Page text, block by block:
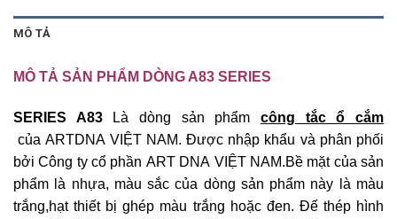
MÔ TẢ
MÔ TẢ SẢN PHẨM DÒNG A83 SERIES
SERIES A83 Là dòng sản phẩmcông tắc ổ cắm
của ARTDNA VIỆT NAM. Được nhập khẩu và phân phối
bởi Công ty cổ phần ART DNA VIỆT NAM.Bề mặt của sản
phẩm là nhựa, màu sắc của dòng sản phẩm này là màu
trắng,hạt thiết bị ghép màu trắng hoặc đen. Đế thép hình